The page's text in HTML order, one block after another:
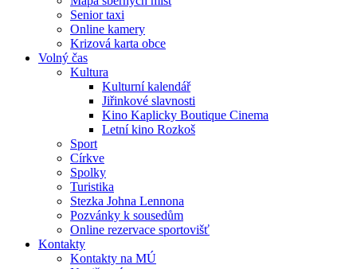
Senior taxi
Online kamery
Krizová karta obce
Volný čas
Kultura
Kulturní kalendář
Jiřinkové slavnosti
Kino Kaplicky Boutique Cinema
Letní kino Rozkoš
Sport
Církve
Spolky
Turistika
Stezka Johna Lennona
Pozvánky k sousedům
Online rezervace sportovišť
Kontakty
Kontakty na MÚ